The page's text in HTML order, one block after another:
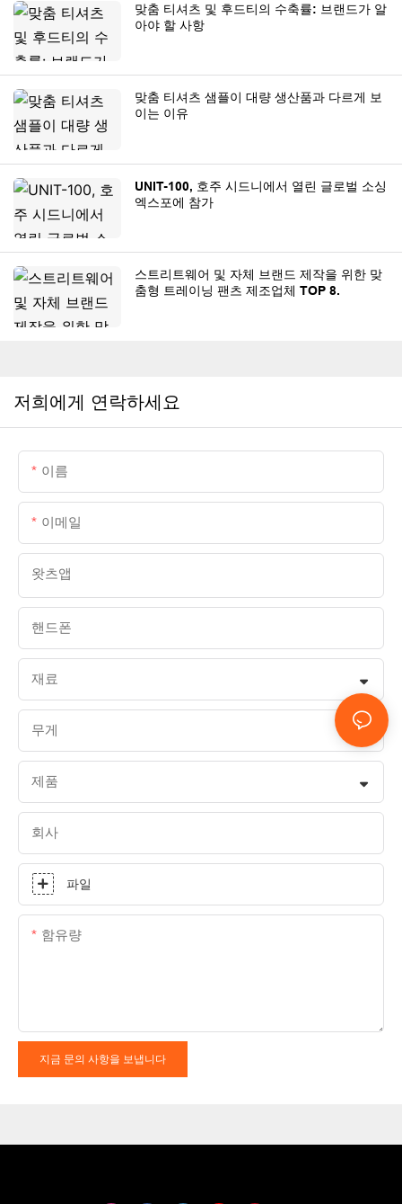
맞춤 티셔츠 및 후드티의 수축률: 브랜드가 알
아야 할 사항
맞춤 티셔츠 샘플이 대량 생산품과 다르게 보
이는 이유
UNIT-100, 호주 시드니에서 열린 글로벌 소싱
엑스포에 참가
스트리트웨어 및 자체 브랜드 제작을 위한 맞
춤형 트레이닝 팬츠 제조업체 TOP 8.
저희에게 연락하세요
이름
이메일
왓츠앱
핸드폰
재료
무게
제품
회사
파일
함유량
지금 문의 사항을 보냅니다